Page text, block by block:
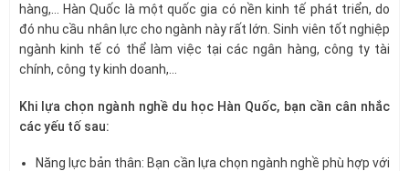
hàng,… Hàn Quốc là một quốc gia có nền kinh tế phát triển, do
đó nhu cầu nhân lực cho ngành này rất lớn. Sinh viên tốt nghiệp
ngành kinh tế có thể làm việc tại các ngân hàng, công ty tài
chính, công ty kinh doanh,…
Khi lựa chọn ngành nghề du học Hàn Quốc, bạn cần cân nhắc
các yếu tố sau:
Năng lực bản thân: Bạn cần lựa chọn ngành nghề phù hợp với